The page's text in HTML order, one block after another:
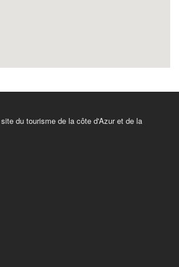
du tourisme de la côte d'Azur et de la